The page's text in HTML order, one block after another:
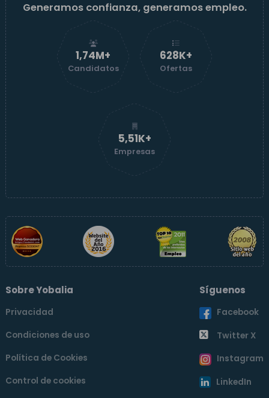
Generamos confianza, generamos empleo.
1,74M+
Candidatos
629K+
Ofertas
5,51K+
Empresas
Sobre Yobalia
Privacidad
Condiciones de uso
Política de Cookies
Control de cookies
Síguenos
Facebook
Twitter X
Instagram
LinkedIn